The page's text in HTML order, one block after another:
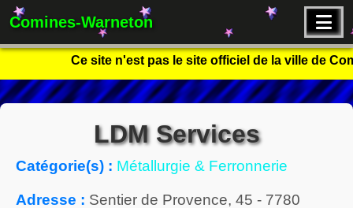
Comines-Warneton
Ce site n'est pas le site officiel de la ville de
LDM Services
Catégorie(s) : Métallurgie & Ferronnerie
Adresse : Sentier de Provence, 45 - 7780